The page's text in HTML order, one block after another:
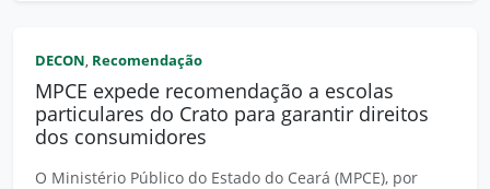
DECON, Recomendação
MPCE expede recomendação a escolas
particulares do Crato para garantir direitos
dos consumidores
O Ministério Público do Estado do Ceará (MPCE), por